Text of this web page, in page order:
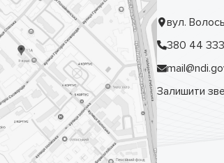
вул.
380 44
Залишити